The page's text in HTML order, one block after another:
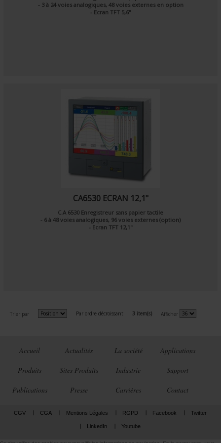
- 3 à 24 voies analogiques, 48 voies externes en option
- Ecran TFT 5,6"
CA6530 ECRAN 12,1"
C.A 6530 Enregistreur sans papier tactile
- 6 à 48 voies analogiques, 96 voies externes (option)
- Ecran TFT 12,1"
Trier par Par ordre décroissant 3 item(s) Afficher
Accueil Actualités La société Applications
Produits Sites Produits Industrie Support
Publications Presse Carrières Contact
CGV CGA Mentions Légales RGPD Facebook Twitter
LinkedIn Youtube